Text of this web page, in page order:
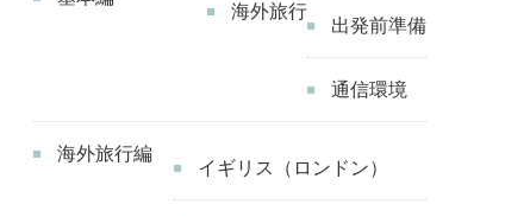
海外旅行
出発前準備
通信環境
海外旅行編
イギリス（ロンドン）